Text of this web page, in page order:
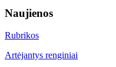
Naujienos
Rubrikos
Artėjantys renginiai